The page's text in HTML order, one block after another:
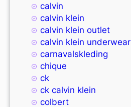
calvin
calvin klein
calvin klein outlet
calvin klein underwear
carnavalskleding
chique
ck
ck calvin klein
colbert